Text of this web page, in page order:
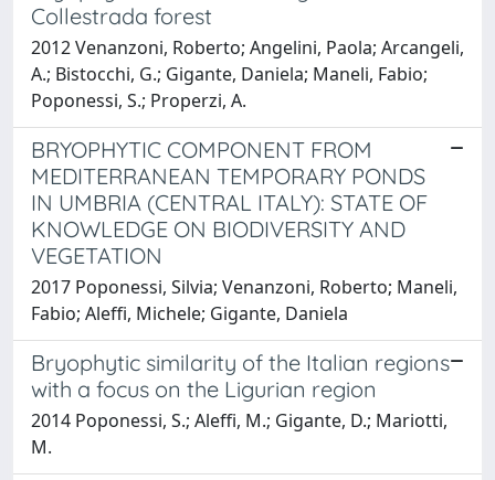
Collestrada forest
2012 Venanzoni, Roberto; Angelini, Paola; Arcangeli,
A.; Bistocchi, G.; Gigante, Daniela; Maneli, Fabio;
Poponessi, S.; Properzi, A.
BRYOPHYTIC COMPONENT FROM
MEDITERRANEAN TEMPORARY PONDS
IN UMBRIA (CENTRAL ITALY): STATE OF
KNOWLEDGE ON BIODIVERSITY AND
VEGETATION
2017 Poponessi, Silvia; Venanzoni, Roberto; Maneli,
Fabio; Aleffi, Michele; Gigante, Daniela
Bryophytic similarity of the Italian regions
with a focus on the Ligurian region
2014 Poponessi, S.; Aleffi, M.; Gigante, D.; Mariotti,
M.